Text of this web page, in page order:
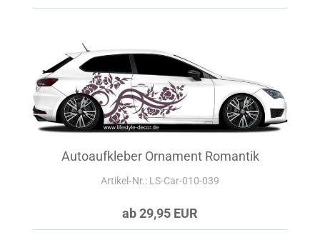
Autoaufkleber Ornament Romantik
Artikel‑Nr.: LS-Car-010-039
ab 29,95 EUR